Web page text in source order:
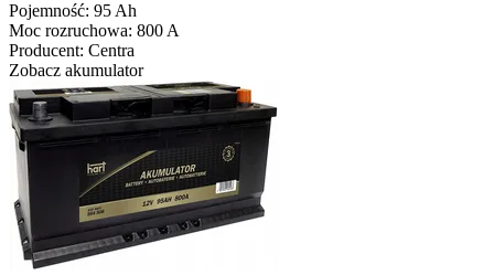
Pojemność: 95 Ah
Moc rozruchowa: 800 A
Producent: Centra
Zobacz akumulator